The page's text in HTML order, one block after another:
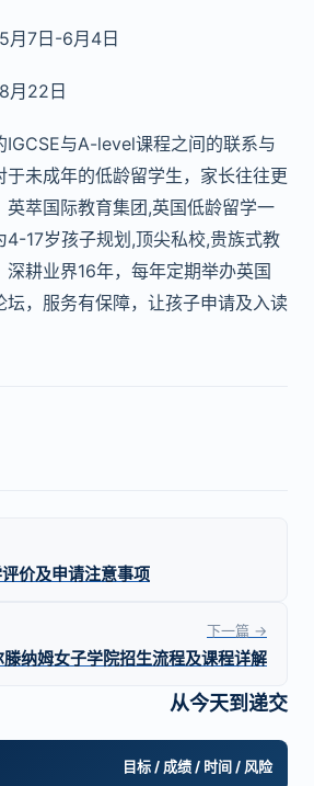
月7日-6月4日
月22日
IGCSE与A-level课程之间的联系与
于未成年的低龄留学生，家长往往更
英萃国际教育集团,英国低龄留学一
4-17岁孩子规划,顶尖私校,贵族式教
深耕业界16年，每年定期举办英国
坛，服务有保障，让孩子申请及入读
价及申请注意事项
下一篇 →
滕纳姆女子学院招生流程及课程详解
从今天到递交
目标 / 成绩 / 时间 / 风险